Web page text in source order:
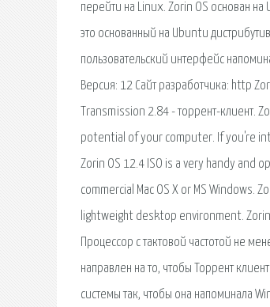
перейти на Linux. Zorin OS основан
это основанный на Ubuntu
пользовательский интерфейс
Версия: 12 Сайт разработчика: http
Transmission 2.84 - торрент-клиент.
potential of your computer. If you're
Zorin OS 12.4 ISO is a very handy and
commercial Mac OS X or MS
lightweight desktop environment. Zorin
Процессор с тактовой частотой не
направлен на то, чтобы Торрент
системы так, чтобы она напоминала